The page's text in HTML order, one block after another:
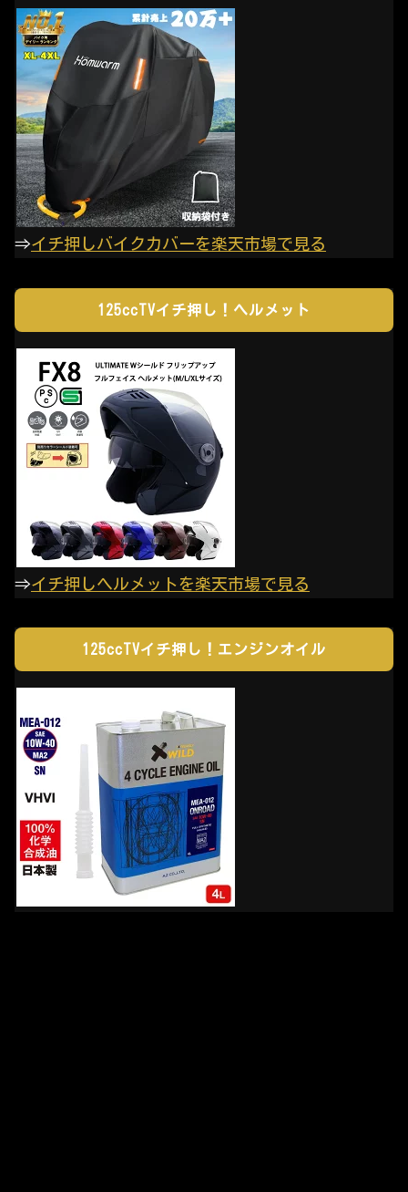
⇒イチ押しバイクカバーを楽天市場で見る
125ccTVイチ押し！ヘルメット
⇒イチ押しヘルメットを楽天市場で見る
125ccTVイチ押し！エンジンオイル